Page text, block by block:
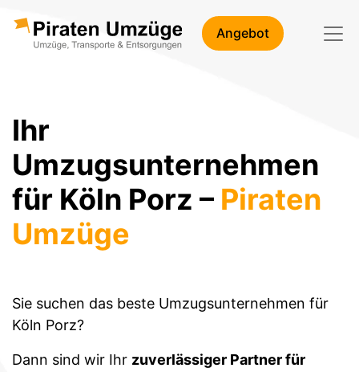
Angebot
Ihr
Umzugsunternehmen
für Köln Porz – Piraten
Umzüge
Sie suchen das beste Umzugsunternehmen für
Köln Porz?
Dann sind wir Ihr zuverlässiger Partner für